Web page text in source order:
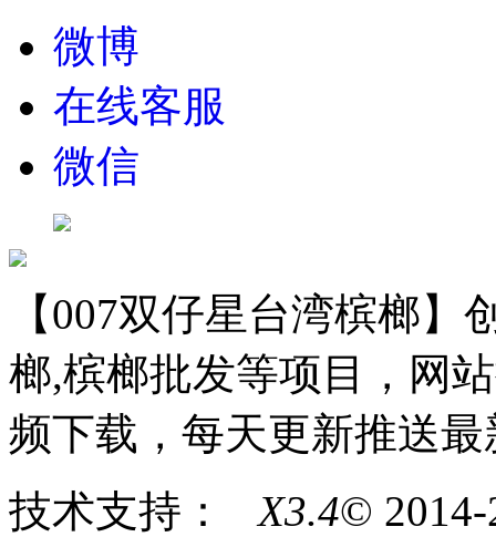
微博
在线客服
微信
【007双仔星台湾槟榔
榔,槟榔批发等项目，网
频下载，每天更新推送
技术支持：
X3.4©